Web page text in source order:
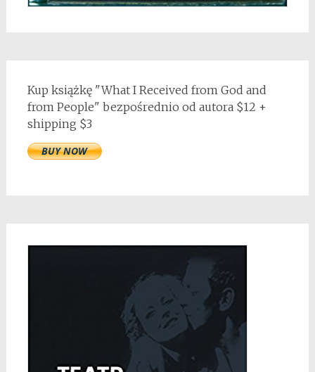
Kup książkę "What I Received from God and
from People" bezpośrednio od autora $12 +
shipping $3